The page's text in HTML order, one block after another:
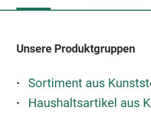
Unsere Produktgruppen
Sortiment aus
Haushaltsartikel aus